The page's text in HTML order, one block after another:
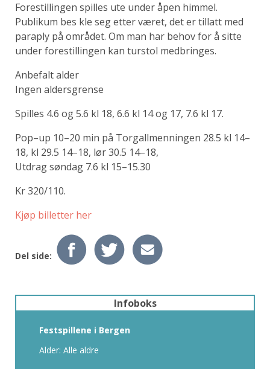
Forestillingen spilles ute under åpen himmel.
Publikum bes kle seg etter været, det er tillatt med
paraply på området. Om man har behov for å sitte
under forestillingen kan turstol medbringes.
Anbefalt alder
Ingen aldersgrense
Spilles 4.6 og 5.6 kl 18, 6.6 kl 14 og 17, 7.6 kl 17.
Pop–up 10–20 min på Torgallmenningen 28.5 kl 14–
18, kl 29.5 14–18, lør 30.5 14–18,
Utdrag søndag 7.6 kl 15–15.30
Kr 320/110.
Kjøp billetter her
Del side:
Infoboks
Festspillene i Bergen
Alder: Alle aldre